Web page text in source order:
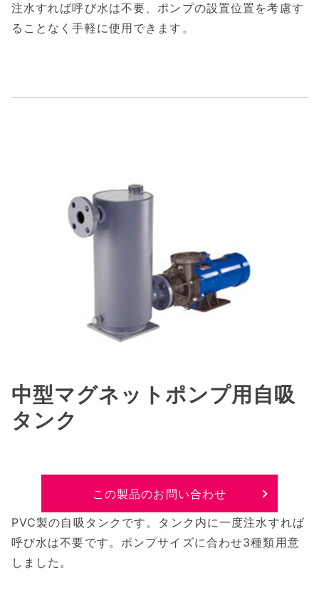
注水すれば呼び水は不要、ポンプの設置位置を考慮す
ることなく手軽に使用できます。
中型マグネットポンプ用自吸
タンク
この製品のお問い合わせ
PVC製の自吸タンクです。タンク内に一度注水すれば
呼び水は不要です。ポンプサイズに合わせ3種類用意
しました。